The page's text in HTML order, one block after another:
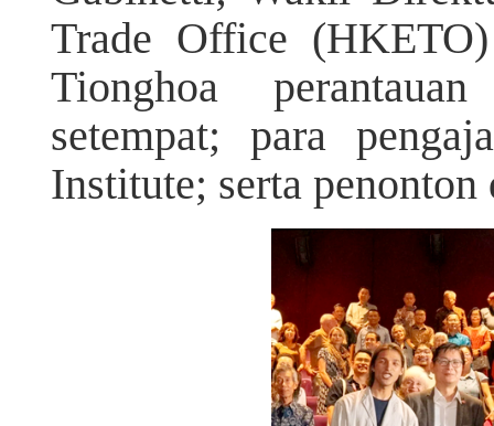
Trade Office
Tionghoa
setempat; para
Institute; serta penonton